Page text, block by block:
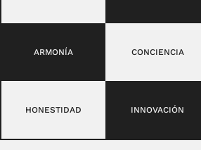
ARMONÍA CONCIENCIA
HONESTIDAD INNOVACIÓN